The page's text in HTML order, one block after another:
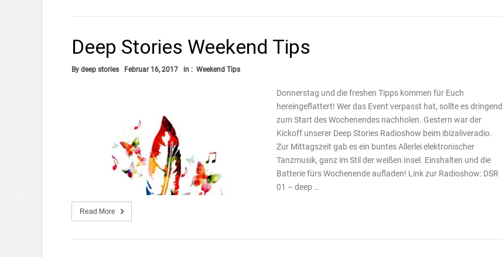
Deep Stories Weekend Tips
By deep stories Februar 16, 2017 in : Weekend Tips
Donnerstag und die freshen Tipps kommen für Euch
hereingeflattert! Wer das Event verpasst hat, sollte es dringend
zum Start des Wochenendes nachholen. Gestern war der
Kickoff unserer Deep Stories Radioshow beim ibizaliveradio.
Zur Mittagszeit gab es ein buntes Allerlei elektronischer
Tanzmusik, ganz im Stil der weißen Insel. Einshalten und die
Batterie fürs Wochenende aufladen! Link zur Radioshow: DSR
01 – deep …
Read More